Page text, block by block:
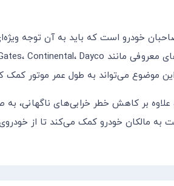
خودرو است که باید به آن توجه
موضوع می‌تواند به طول عمر موتور کمک
بر کاهش خطر خرابی‌های ناگهانی،
مالکان خودرو کمک می‌کند تا از خودروی